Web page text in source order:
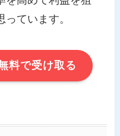
ています。
料で受け取る